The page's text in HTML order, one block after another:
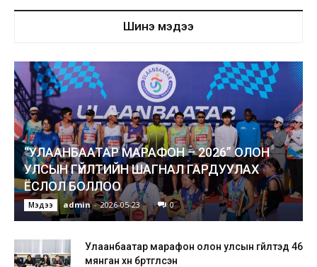
Шинэ мэдээ
“УЛААНБААТАР МАРАФОН – 2026” ОЛОН
УЛСЫН ГҮЙЛТИЙН ШАГНАЛ ГАРДУУЛАХ
ЁСЛОЛ БОЛЛОО
Мэдээ admin - 2026-05-23 0
Улаанбаатар марафон олон улсын гүйлтэд 46
мянган хүн бүртгүүлсэн